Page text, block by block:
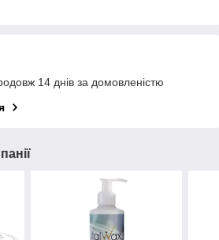
14 днів за домовленістю